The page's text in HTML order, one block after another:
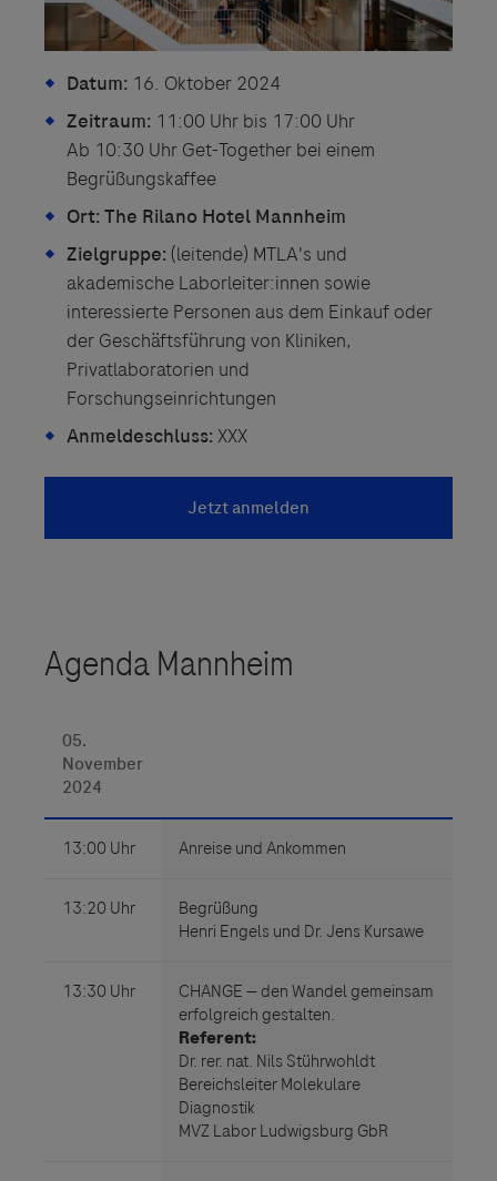
Datum: 16. Oktober 2024
Zeitraum: 11:00 Uhr bis 17:00 Uhr
Ab 10:30 Uhr Get-Together bei einem
Begrüßungskaffee
Ort: The Rilano Hotel Mannheim
Zielgruppe: (leitende) MTLA's und
akademische Laborleiter:innen sowie
interessierte Personen aus dem Einkauf oder
der Geschäftsführung von Kliniken,
Privatlaboratorien und
Forschungseinrichtungen
Anmeldeschluss: XXX